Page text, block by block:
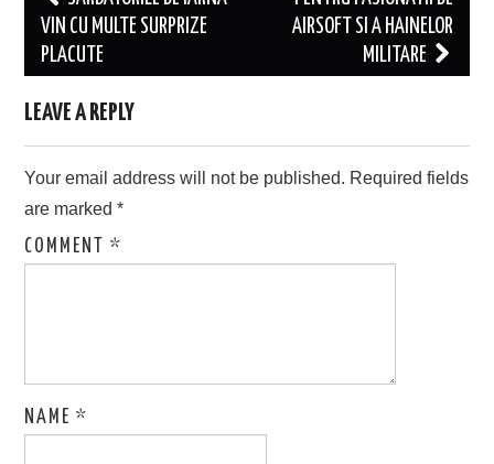
navigation
VIN CU MULTE SURPRIZE
PLACUTE
AIRSOFT SI A HAINELOR
MILITARE
LEAVE A REPLY
Your email address will not be published. Required fields
are marked*
COMMENT*
NAME*